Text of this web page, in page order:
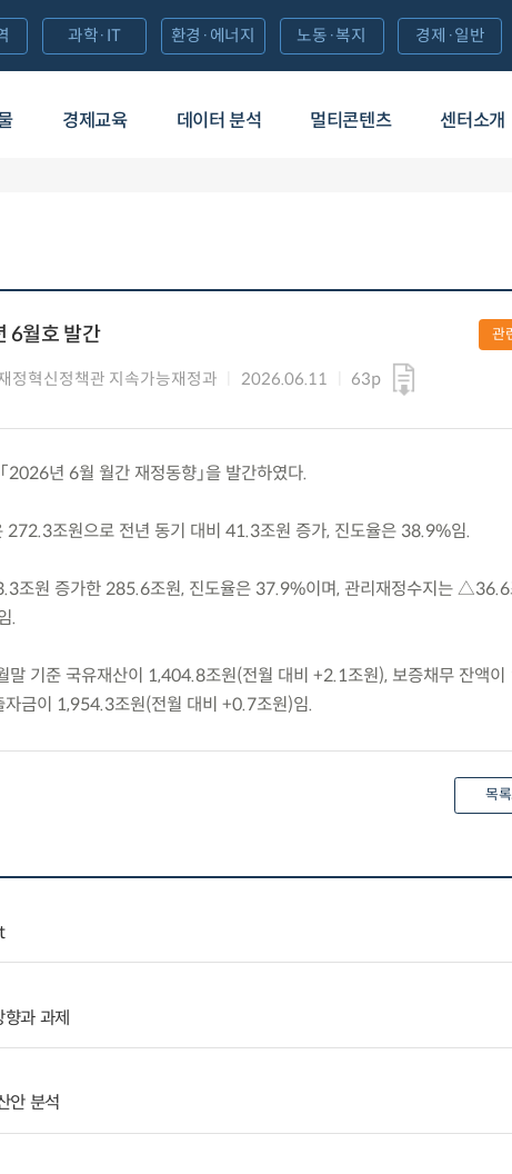
경제교육 데이터 분석 멀티콘텐츠 센터소개
과학·IT 환경·에너지 노동·복지 경제·일반
6월호 발간
정혁신정책관 지속가능재정과 2026.06.11 63p
관
2026년 6월 월간 재정동향」을 발간하였다.
272.3조원으로 전년 동기 대비 41.3조원 증가, 진도율은 38.9%임.
조원 증가한 285.6조원, 진도율은 37.9%이며, 관리재정수지는 △36.6
.
말 기준 국유재산이 1,404.8조원(전월 대비 +2.1조원), 보증채무 잔액
금이 1,954.3조원(전월 대비 +0.7조원)임.
목
과 과제
안 분석